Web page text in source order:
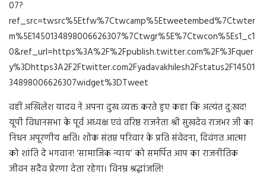
07?
ref_src=twsrc%5Etfw%7Ctwcamp%5Etweetembed%7Ctwter
m%5E1450134898006626307%7Ctwgr%5E%7Ctwcon%5Es1_c1
0&ref_url=https%3A%2F%2Fpublish.twitter.com%2F%3Fquer
y%3Dhttps3A2F2Ftwitter.com2Fyadavakhilesh2Fstatus2F14501
34898006626307widget%3DTweet
वहीं अखिलेश यादव ने अपना दुख व्यक्त करते हुए कहा कि अत्यंत दु:खद!
यूपी विधानसभा के पूर्व अध्यक्ष एवं वरिष्ठ राजनेता श्री सुखदेव राजभर जी का
निधन अपूरणीय क्षति। शोक संतप्त परिवार के प्रति संवेदना, दिवंगत आत्मा
को शांति दे भगवान! ‘सामाजिक न्याय’ को समर्पित आप का राजनीतिक
जीवन सदैव प्रेरणा देता रहेगा। विनम्र श्रद्धांजलि!